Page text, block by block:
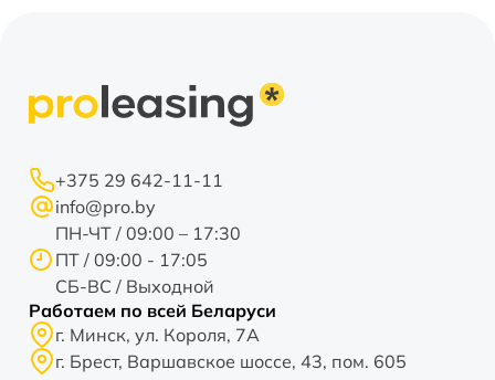
+375 29 642-11-11
info@pro.by
ПН-ЧТ / 09:00 – 17:30
ПТ / 09:00 - 17:05
СБ-ВС / Выходной
Работаем по всей Беларуси
г. Минск, ул. Короля, 7А
г. Брест, Варшавское шоссе, 43, пом. 605